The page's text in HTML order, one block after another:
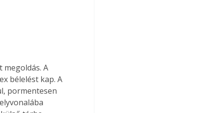
A
bélelést kap. A
pormentesen